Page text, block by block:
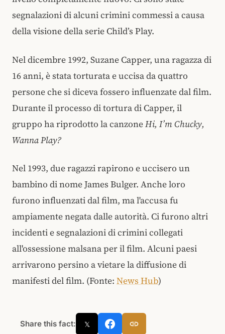
segnalazioni di alcuni crimini commessi a causa
della visione della serie Child’s Play.
Nel dicembre 1992, Suzane Capper, una ragazza di
16 anni, è stata torturata e uccisa da quattro
persone che si diceva fossero influenzate dal film.
Durante il processo di tortura di Capper, il
gruppo ha riprodotto la canzoneHi, I’m Chucky,
Wanna Play?
Nel 1993, due ragazzi rapirono e uccisero un
bambino di nome James Bulger. Anche loro
furono influenzati dal film, ma l'accusa fu
ampiamente negata dalle autorità. Ci furono altri
incidenti e segnalazioni di crimini collegati
all'ossessione malsana per il film. Alcuni paesi
arrivarono persino a vietare la diffusione di
manifesti del film. (Fonte: News Hub)
Share this fact: 𝕏